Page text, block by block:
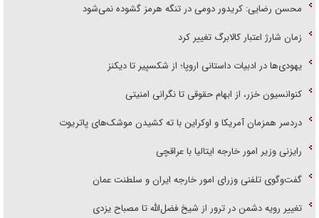
محسن رضایی: کریدور دومی در تنگه هرمز گشوده نمی‌شود
زمان شارژ اعتبار کالابرگ تغییر کرد
یهودی‌ها در ادبیات داستانی اروپا؛ از شکسپیر تا دیکنز
کنوانسیون خزر، از ابهام حقوقی تا نگرانی امنیتی
دردسر همزمان آمریکا و اوکراین با ته کشیدن موشک‌های پاتریوت
رایزنی وزیر امور خارجه ایتالیا با عراقچی
گفت‌وگوی تلفنی وزرای امور خارجه ایران و سلطنت عمان
تغییر رویه دشمن در ترور از شیخ فضل‌الله تا مصباح یزدی